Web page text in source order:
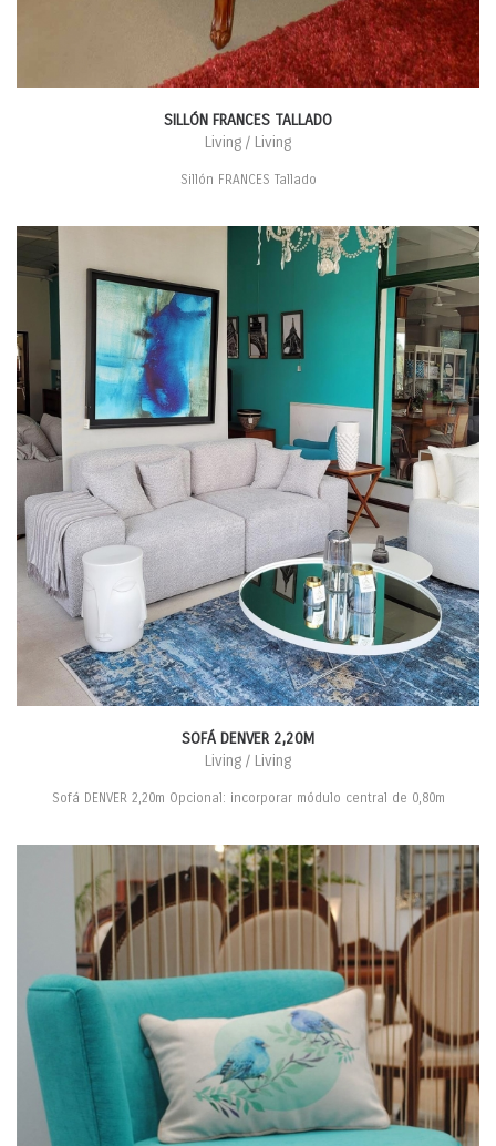
SILLÓN FRANCES TALLADO
Living / Living
Sillón FRANCES Tallado
SOFÁ DENVER 2,20M
Living / Living
Sofá DENVER 2,20m Opcional: incorporar módulo central de 0,80m